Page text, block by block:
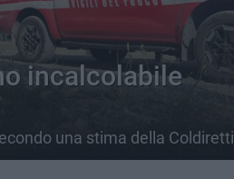
incalcolabile
una stima della Coldiretti